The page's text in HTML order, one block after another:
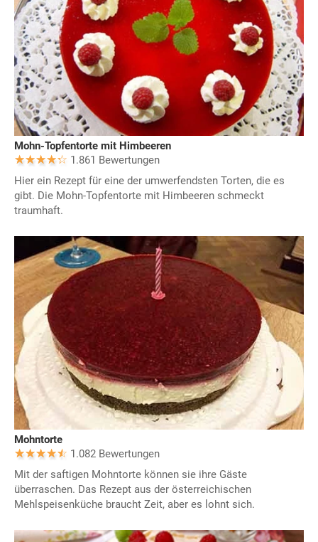
Mohn-Topfentorte mit Himbeeren
1.861 Bewertungen
Hier ein Rezept für eine der umwerfendsten Torten, die es
gibt. Die Mohn-Topfentorte mit Himbeeren schmeckt
traumhaft.
Mohntorte
1.082 Bewertungen
Mit der saftigen Mohntorte können sie ihre Gäste
überraschen. Das Rezept aus der österreichischen
Mehlspeisenküche braucht Zeit, aber es lohnt sich.